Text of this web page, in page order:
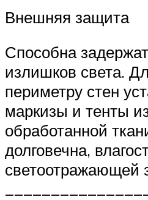
Внешняя защита
Способна
излишков света.
периметру стен
маркизы и тенты
обработанной
долговечна,
светоотражающей